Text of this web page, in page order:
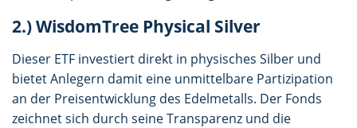
2.) WisdomTree Physical Silver
Dieser ETF investiert direkt in physisches Silber und
bietet Anlegern damit eine unmittelbare Partizipation
an der Preisentwicklung des Edelmetalls. Der Fonds
zeichnet sich durch seine Transparenz und die